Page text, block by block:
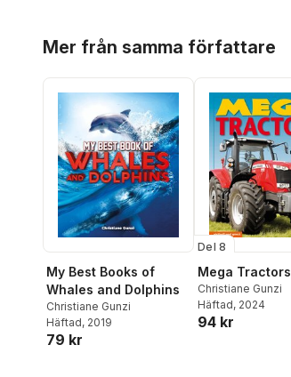
Mer från samma författare
My Best Books of
Whales and Dolphins
Christiane Gunzi
Häftad, 2019
79 kr
Del 8
Mega Tractors
Christiane Gunzi
Häftad, 2024
94 kr